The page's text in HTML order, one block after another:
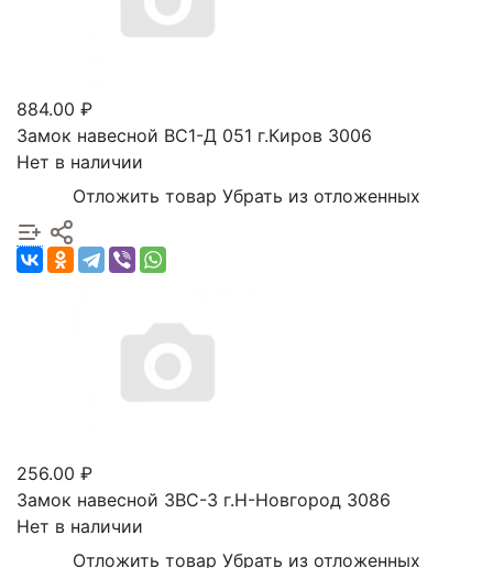
884.00 ₽
Замок навесной ВС1-Д 051 г.Киров 3006
Нет в наличии
Отложить товар Убрать из отложенных
256.00 ₽
Замок навесной ЗВС-3 г.Н-Новгород 3086
Нет в наличии
Отложить товар Убрать из отложенных